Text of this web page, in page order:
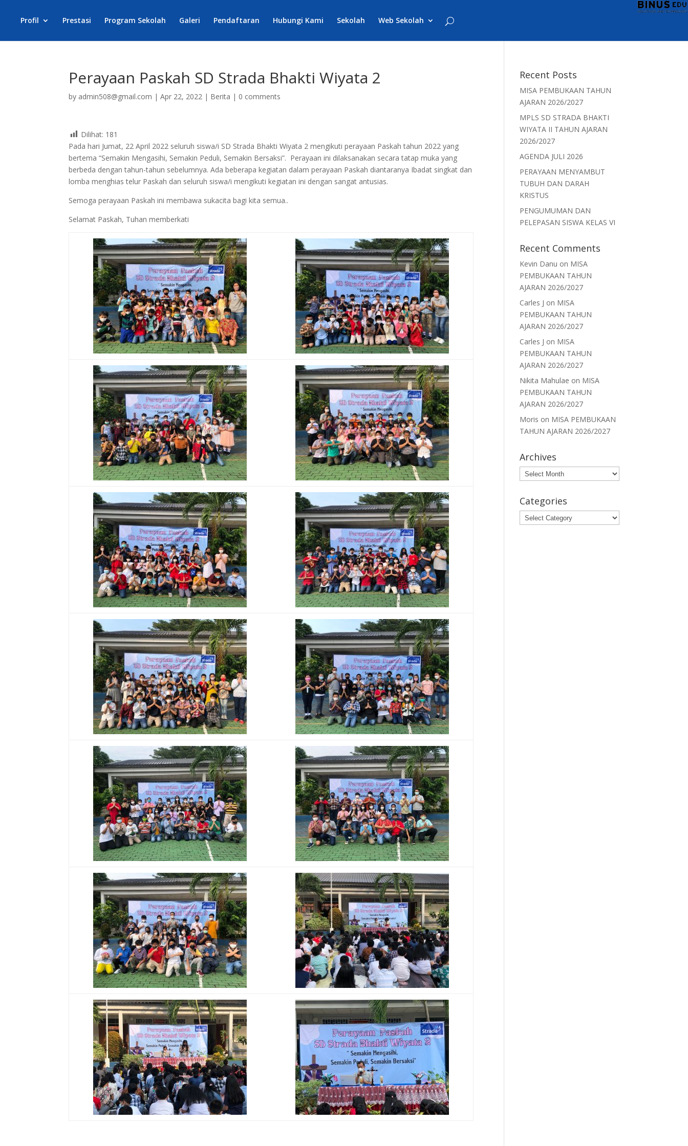
Profil Prestasi Program Sekolah Galeri Pendaftaran Hubungi Kami Sekolah Web Sekolah
Perayaan Paskah SD Strada Bhakti Wiyata 2
by admin508@gmail.com |Apr 22, 2022 | Berita | 0 comments
Dilihat: 181
Pada hari Jumat, 22 April 2022 seluruh siswa/i SD Strada Bhakti Wiyata 2 mengikuti perayaan Paskah tahun 2022 yang
bertema “Semakin Mengasihi, Semakin Peduli, Semakin Bersaksi”. Perayaan ini dilaksanakan secara tatap muka yang
berbeda dengan tahun-tahun sebelumnya. Ada beberapa kegiatan dalam perayaan Paskah diantaranya Ibadat singkat dan
lomba menghias telur Paskah dan seluruh siswa/i mengikuti kegiatan ini dengan sangat antusias.
Semoga perayaan Paskah ini membawa sukacita bagi kita semua..
Selamat Paskah, Tuhan memberkati
Recent Posts
MISA PEMBUKAAN TAHUN
AJARAN 2026/2027
MPLS SD STRADA BHAKTI
WIYATA II TAHUN AJARAN
2026/2027
AGENDA JULI 2026
PERAYAAN MENYAMBUT
TUBUH DAN DARAH
KRISTUS
PENGUMUMAN DAN
PELEPASAN SISWA KELAS VI
Recent Comments
Kevin Danu on MISA
PEMBUKAAN TAHUN
AJARAN 2026/2027
Carles J on MISA
PEMBUKAAN TAHUN
AJARAN 2026/2027
Carles J on MISA
PEMBUKAAN TAHUN
AJARAN 2026/2027
Nikita Mahulae on MISA
PEMBUKAAN TAHUN
AJARAN 2026/2027
Moris on MISA PEMBUKAAN
TAHUN AJARAN 2026/2027
Archives
Archives
Categories
Categories